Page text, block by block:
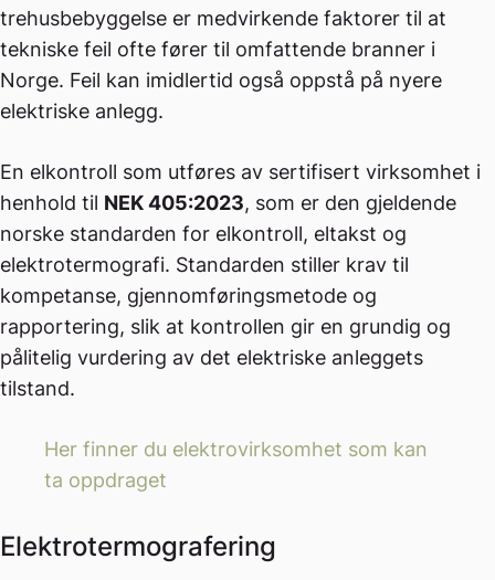
trehusbebyggelse er medvirkende faktorer til at
tekniske feil ofte fører til omfattende branner i
Norge. Feil kan imidlertid også oppstå på nyere
elektriske anlegg.
En elkontroll som utføres av sertifisert virksomhet i
henhold til NEK 405:2023, som er den gjeldende
norske standarden for elkontroll, eltakst og
elektrotermografi. Standarden stiller krav til
kompetanse, gjennomføringsmetode og
rapportering, slik at kontrollen gir en grundig og
pålitelig vurdering av det elektriske anleggets
tilstand.
Her finner du elektrovirksomhet som kan
ta oppdraget
Elektrotermografering